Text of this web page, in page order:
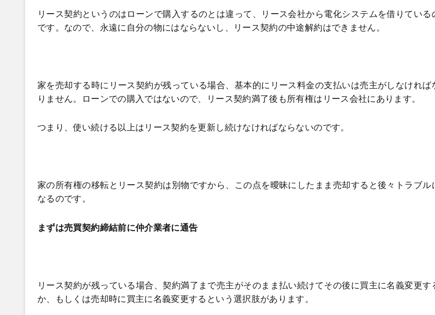
リース契約というのはローンで購入するのとは違って、リース会社から電化システムを借りている
です。なので、永遠に自分の物にはならないし、リース契約の中途解約はできません。
家を売却する時にリース契約が残っている場合、基本的にリース料金の支払いは売主がしなければ
りません。ローンでの購入ではないので、リース契約満了後も所有権はリース会社にあります。
つまり、使い続ける以上はリース契約を更新し続けなければならないのです。
家の所有権の移転とリース契約は別物ですから、この点を曖昧にしたまま売却すると後々トラブル
なるのです。
まずは売買契約締結前に仲介業者に通告
リース契約が残っている場合、契約満了まで売主がそのまま払い続けてその後に買主に名義変更す
か、もしくは売却時に買主に名義変更するという選択肢があります。